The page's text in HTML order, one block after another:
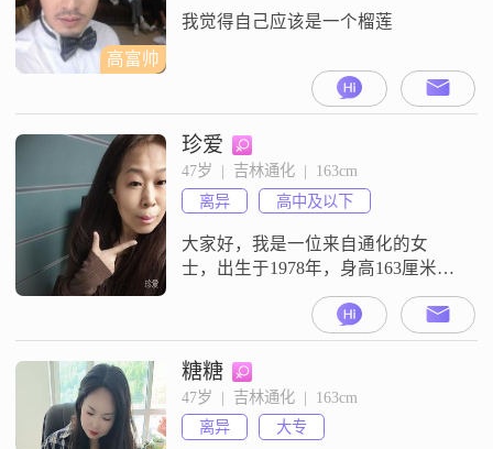
努力的态度##3002
高富帅
我觉得自己应该是一个榴莲
珍爱
47岁  |  吉林通化  |  163cm
离异
高中及以下
大家好，我是一位来自通化的女
士，出生于1978年，身高163厘米
##3002##我的月收入在3001到5000
元之间，目前从事一份稳定的工作
##3002##虽然我的学历是高中及以
下，但我相信一个人的品格和能力
比学历更重要##3002##我性格细腻
敏感，善于察觉他人的情绪变化，
这让我在与他人相处时总能找到最
糖糖
47岁  |  吉林通化  |  163cm
离异
大专